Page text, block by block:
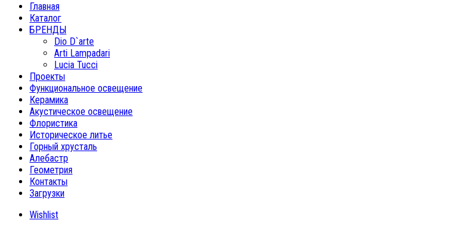
Главная
Каталог
БРЕНДЫ
Dio D`arte
Arti Lampadari
Lucia Tucci
Проекты
Функциональное освещение
Керамика
Акустическое освещение
Флористика
Историческое литье
Горный хрусталь
Алебастр
Геометрия
Контакты
Загрузки
Wishlist